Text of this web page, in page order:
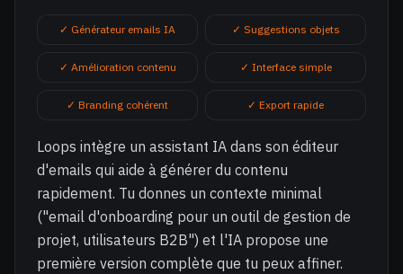
✓ Générateur emails IA ✓ Suggestions objets
✓ Amélioration contenu ✓ Interface simple
✓ Branding cohérent ✓ Export rapide
Loops intègre un assistant IA dans son éditeur
d'emails qui aide à générer du contenu
rapidement. Tu donnes un contexte minimal
("email d'onboarding pour un outil de gestion de
projet, utilisateurs B2B") et l'IA propose une
première version complète que tu peux affiner.